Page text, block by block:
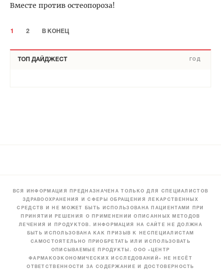
Вместе против остеопороза!
1 2 В КОНЕЦ
ТОП ДАЙДЖЕСТ ГОД
ВСЯ ИНФОРМАЦИЯ ПРЕДНАЗНАЧЕНА ТОЛЬКО ДЛЯ СПЕЦИАЛИСТОВ
ЗДРАВООХРАНЕНИЯ И СФЕРЫ ОБРАЩЕНИЯ ЛЕКАРСТВЕННЫХ
СРЕДСТВ И НЕ МОЖЕТ БЫТЬ ИСПОЛЬЗОВАНА ПАЦИЕНТАМИ ПРИ
ПРИНЯТИИ РЕШЕНИЯ О ПРИМЕНЕНИИ ОПИСАННЫХ МЕТОДОВ
ЛЕЧЕНИЯ И ПРОДУКТОВ. ИНФОРМАЦИЯ НА САЙТЕ НЕ ДОЛЖНА
БЫТЬ ИСПОЛЬЗОВАНА КАК ПРИЗЫВ К НЕСПЕЦИАЛИСТАМ
САМОСТОЯТЕЛЬНО ПРИОБРЕТАТЬ ИЛИ ИСПОЛЬЗОВАТЬ
ОПИСЫВАЕМЫЕ ПРОДУКТЫ. ООО «ЦЕНТР
ФАРМАКОЭКОНОМИЧЕСКИХ ИССЛЕДОВАНИЙ» НЕ НЕСЁТ
ОТВЕТСТВЕННОСТИ ЗА СОДЕРЖАНИЕ И ДОСТОВЕРНОСТЬ